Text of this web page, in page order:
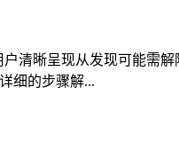
清晰呈现从发现可能需
细的步骤解...